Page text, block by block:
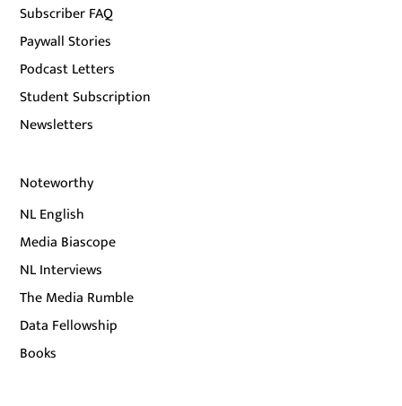
Subscriber FAQ
Paywall Stories
Podcast Letters
Student Subscription
Newsletters
Noteworthy
NL English
Media Biascope
NL Interviews
The Media Rumble
Data Fellowship
Books